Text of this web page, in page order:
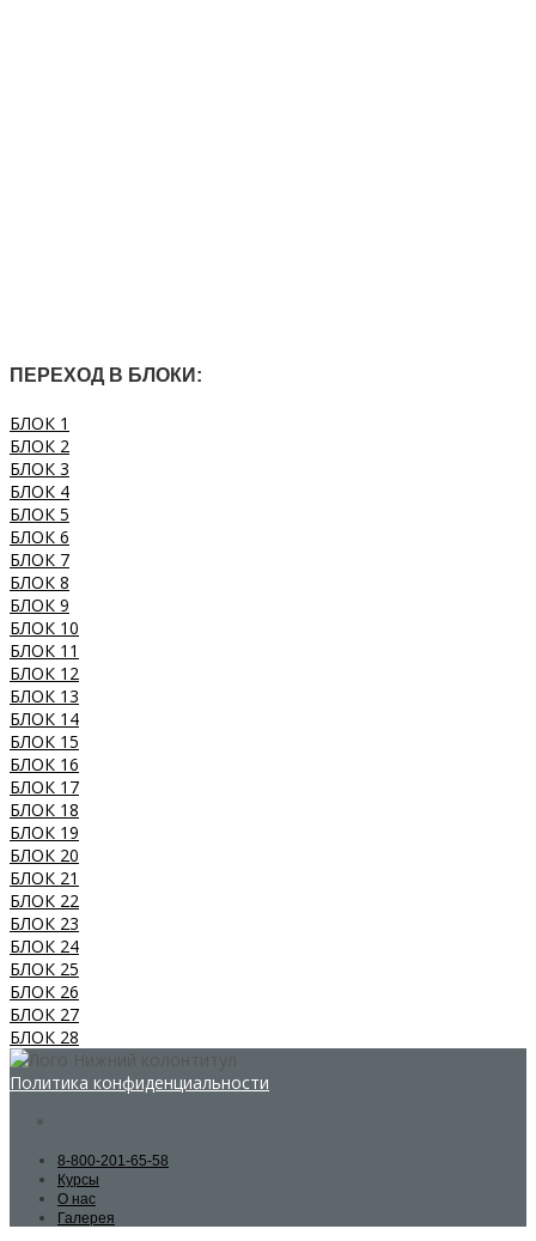
ПЕРЕХОД В БЛОКИ:
БЛОК 1
БЛОК 2
БЛОК 3
БЛОК 4
БЛОК 5
БЛОК 6
БЛОК 7
БЛОК 8
БЛОК 9
БЛОК 10
БЛОК 11
БЛОК 12
БЛОК 13
БЛОК 14
БЛОК 15
БЛОК 16
БЛОК 17
БЛОК 18
БЛОК 19
БЛОК 20
БЛОК 21
БЛОК 22
БЛОК 23
БЛОК 24
БЛОК 25
БЛОК 26
БЛОК 27
БЛОК 28
Политика конфиденциальности
8-800-201-65-58
Курсы
О нас
Галерея